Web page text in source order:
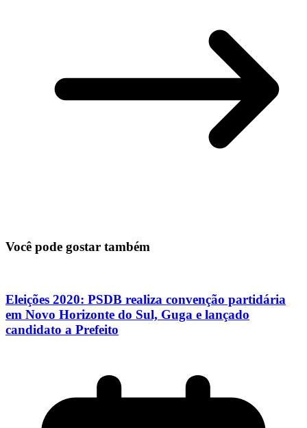
Você pode gostar também
Eleições 2020: PSDB realiza convenção partidária
em Novo Horizonte do Sul, Guga e lançado
candidato a Prefeito